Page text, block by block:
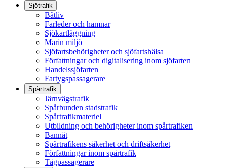
Sjötrafik
Båtliv
Farleder och hamnar
Sjökartläggning
Marin miljö
Sjöfartsbehörigheter och sjöfartshälsa
Författningar och digitalisering inom sjöfarten
Handelssjöfarten
Fartygspassagerare
Spårtrafik
Järnvägstrafik
Spårbunden stadstrafik
Spårtrafikmateriel
Utbildning och behörigheter inom spårtrafiken
Bannät
Spårtrafikens säkerhet och driftsäkerhet
Författningar inom spårtrafik
Tågpassagerare